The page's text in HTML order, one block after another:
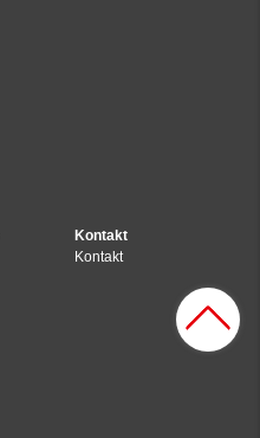
Kontakt
Kontakt